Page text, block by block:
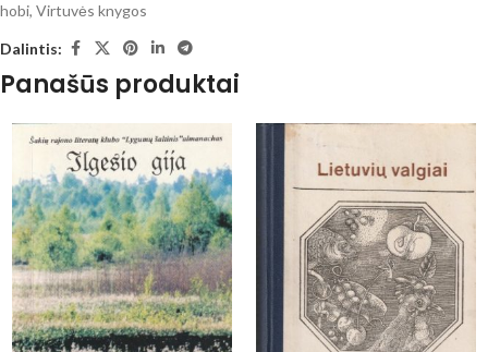
hobi, Virtuvės knygos
Dalintis:
Panašūs produktai